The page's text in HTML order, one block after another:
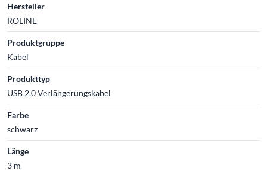
Hersteller
ROLINE
Produktgruppe
Kabel
Produkttyp
USB 2.0 Verlängerungskabel
Farbe
schwarz
Länge
3 m